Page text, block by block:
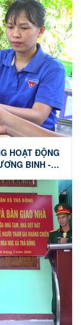
HOẠT ĐỘNG